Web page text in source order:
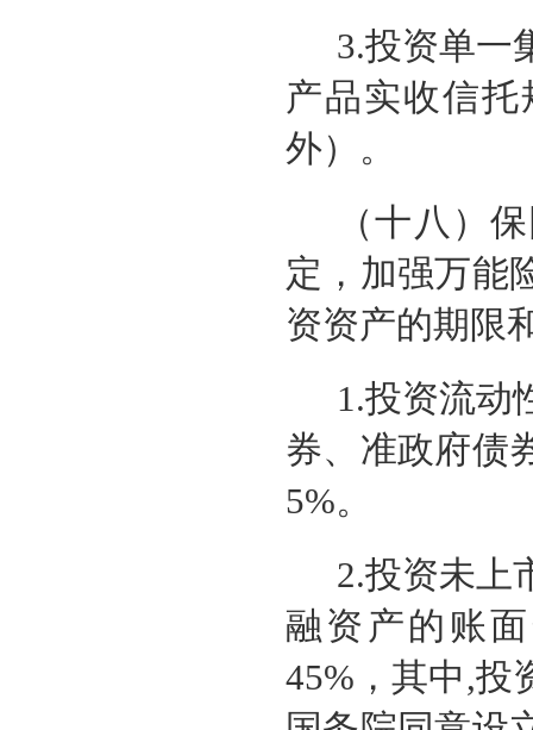
3.投资单一
产品实收信
外）。
（十八）
定，加强万能
资资产的期限
1.投资流动
券、准政府债
5%。
2.投资未上
融资产的账
45%，其中,投